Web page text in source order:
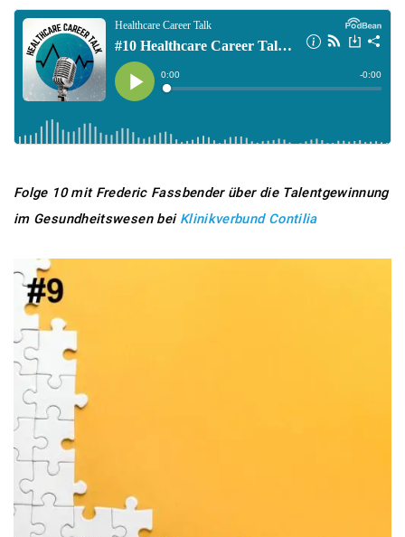
Folge 10 mit Frederic Fassbender über die Talentgewinnung
im Gesundheitswesen bei Klinikverbund Contilia